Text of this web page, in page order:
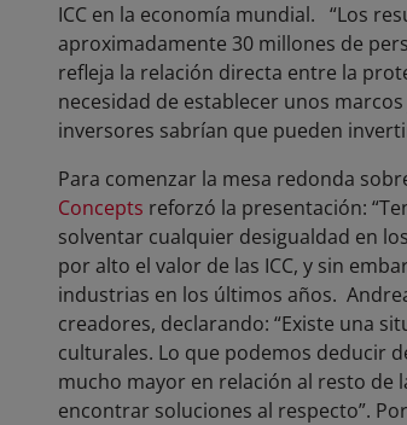
ICC en la economía mundial. “Los
aproximadamente 30 millones de
refleja la relación directa entre la
necesidad de establecer unos
inversores sabrían que pueden
Para comenzar la mesa redonda
Concepts reforzó la presentación:
solventar cualquier desigualdad en
por alto el valor de las ICC, y sin
industrias en los últimos años.
creadores, declarando: “Existe una
culturales. Lo que podemos deducir
mucho mayor en relación al resto de
encontrar soluciones al respecto”.